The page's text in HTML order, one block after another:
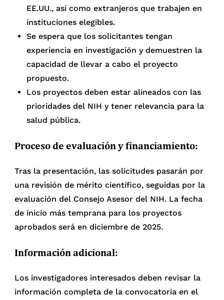
EE.UU., así como extranjeros que trabajen en
instituciones elegibles.
Se espera que los solicitantes tengan
experiencia en investigación y demuestren la
capacidad de llevar a cabo el proyecto
propuesto.
Los proyectos deben estar alineados con las
prioridades del NIH y tener relevancia para la
salud pública.
Proceso de evaluación y financiamiento:
Tras la presentación, las solicitudes pasarán por
una revisión de mérito científico, seguidas por la
evaluación del Consejo Asesor del NIH. La fecha
de inicio más temprana para los proyectos
aprobados será en diciembre de 2025.
Información adicional:
Los investigadores interesados deben revisar la
información completa de la convocatoria en el